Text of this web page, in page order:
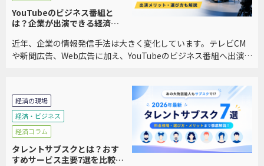
YouTubeのビジネス番組と
は？企業が出演できる経済番
方も解説
近年、企業の情報発信手法は大きく変化しています。テレビCM
や新聞広告、Web広告に加え、YouTubeのビジネス番組へ出演
経済の現場
経済・ビジネス
経済コラム
タレントサブスクとは？おす
すめサービス主要7選を比較｜